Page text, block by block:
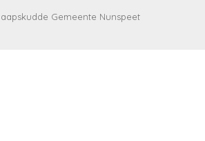
Gemeente Nunspeet